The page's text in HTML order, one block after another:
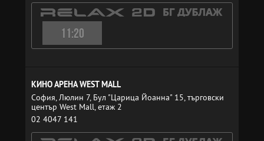
11:20
КИНО АРЕНА WEST MALL
София, Люлин 7, Бул "Царица Йоанна" 15, търговски
център West Mall, етаж 2
02 4047 141